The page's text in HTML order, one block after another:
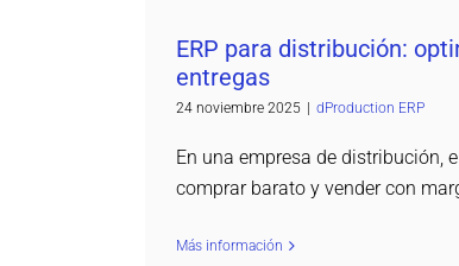
ERP para distribución:
entregas
24 noviembre 2025 dProduction ERP
En una empresa de distribución,
comprar barato y vender con
Más información